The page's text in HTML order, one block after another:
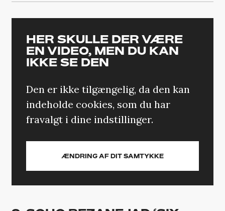
HER SKULLE DER VÆRE
EN VIDEO, MEN DU KAN
IKKE SE DEN
Den er ikke tilgængelig, da den kan
indeholde cookies, som du har
fravalgt i dine indstillinger.
ÆNDRING AF DIT SAMTYKKE